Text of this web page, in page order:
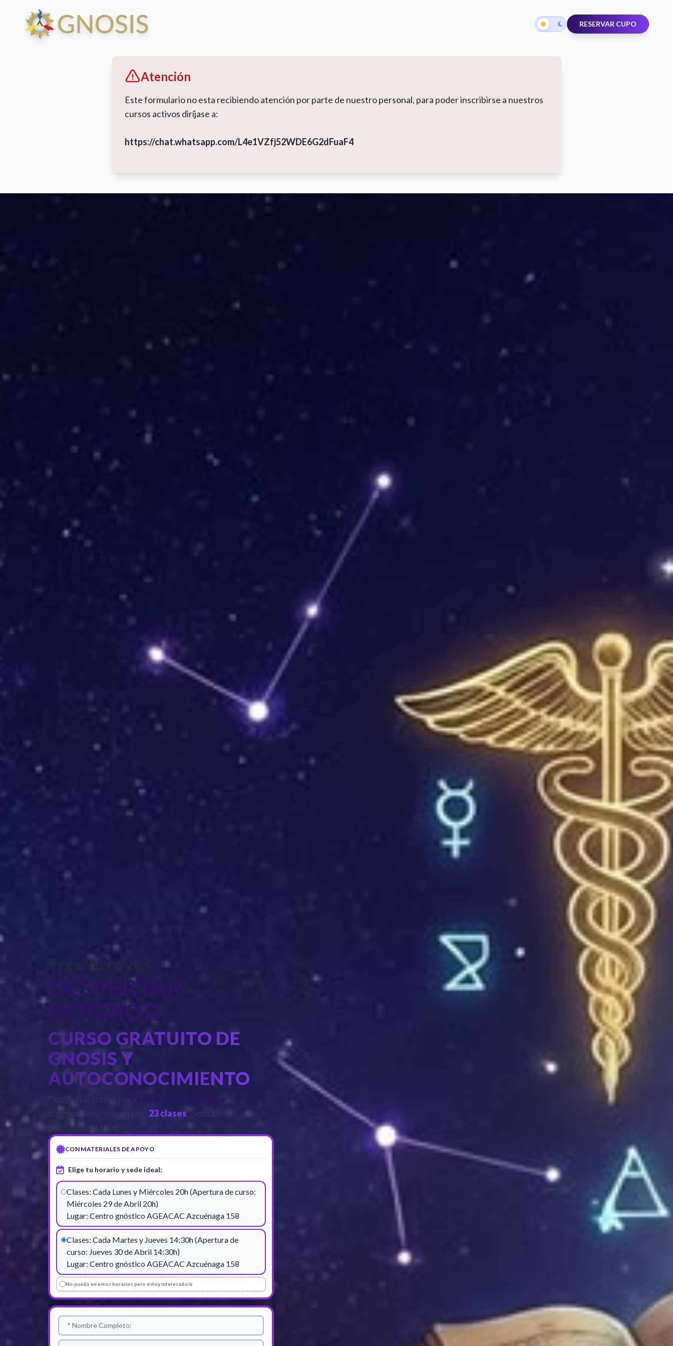
Atención
Este formulario no esta recibiendo atención por parte de nuestro personal, para poder inscribirse a nuestros
cursos activos diríjase a:
https://chat.whatsapp.com/L4e1VZfj52WDE6G2dFuaF4
RESERVAR CUPO
Tres Arroyos
DESPERTAR
INTERIOR:
CURSO GRATUITO DE
GNOSIS Y
AUTOCONOCIMIENTO
Domina las claves para conocerte a ti mismo
transforma tu vida en solo 23 clases , descubre tu
propósito interior.
CON MATERIALES DE APOYO
Elige tu horario y sede ideal:
Clases: Cada Lunes y Miércoles 20h (Apertura de curso:
Miércoles 29 de Abril 20h)
Lugar: Centro gnóstico AGEACAC Azcuénaga 158
Clases: Cada Martes y Jueves 14:30h (Apertura de
curso: Jueves 30 de Abril 14:30h)
Lugar: Centro gnóstico AGEACAC Azcuénaga 158
No puedo en estos horarios pero estoy interesado/a
Nombre Completo